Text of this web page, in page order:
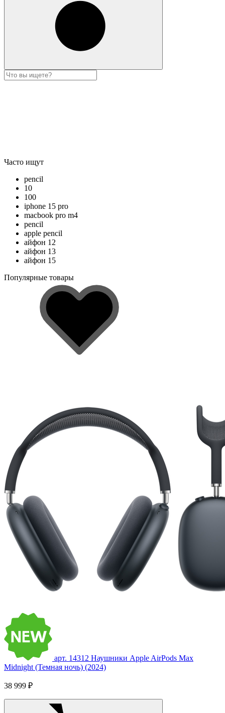
Часто ищут
pencil
10
100
iphone 15 pro
macbook pro m4
pencil
apple pencil
айфон 12
айфон 13
айфон 15
Популярные товары
арт. 14312 Наушники Apple AirPods Max
Midnight (Темная ночь) (2024)
38 999 ₽